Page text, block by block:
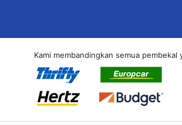
Kami membandingkan semua pembekal